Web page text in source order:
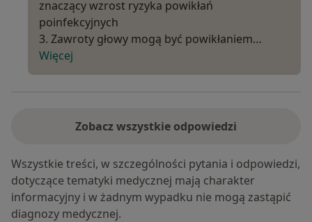
znaczący wzrost ryzyka powikłań
poinfekcyjnych
3. Zawroty głowy mogą być powikłaniem…
Więcej
Zobacz wszystkie odpowiedzi
Wszystkie treści, w szczególności pytania i odpowiedzi,
dotyczące tematyki medycznej mają charakter
informacyjny i w żadnym wypadku nie mogą zastąpić
diagnozy medycznej.